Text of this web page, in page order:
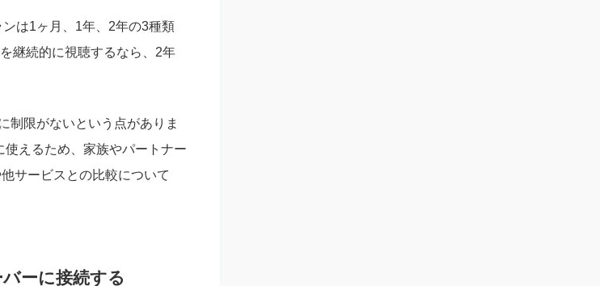
は1ヶ月、1年、2年の3種類
継続的に視聴するなら、2年
制限がないという点がありま
えるため、家族やパートナー
サービスとの比較について
ーに接続する